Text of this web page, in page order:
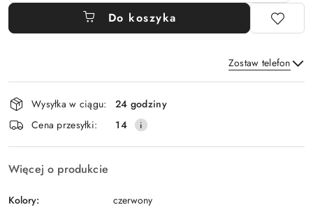
Do koszyka
Zostaw telefon
Wyślij
Dostępność
i
dostawa
Wysyłka w ciągu:
24 godziny
Cena przesyłki:
14
Więcej o produkcie
Kolory: czerwony